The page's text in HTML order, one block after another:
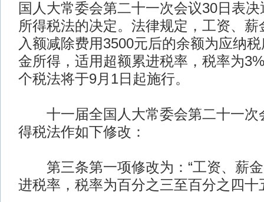
国人大常委会第二十一次会议30日表
所得税法的决定。法律规定，工资、
入额减除费用3500元后的余额为应纳
金所得，适用超额累进税率，税率为
个税法将于9月1日起施行。
十一届全国人大常委会第二十一次
得税法作如下修改：
第三条第一项修改为：“工资、薪金
进税率，税率为百分之三至百分之四十